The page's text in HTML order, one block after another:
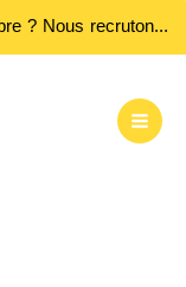
Envie de rejoindre l'aventure de Quartier Libre ? Nous recrutons des bénévoles ! Passez nous rencontrer aux heures d'ouvertures...